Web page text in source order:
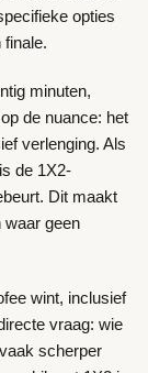
opties
minuten,
de nuance: het
verlenging. Als
de 1X2-
Dit maakt
waar geen
wint, inclusief
vraag: wie
scherper